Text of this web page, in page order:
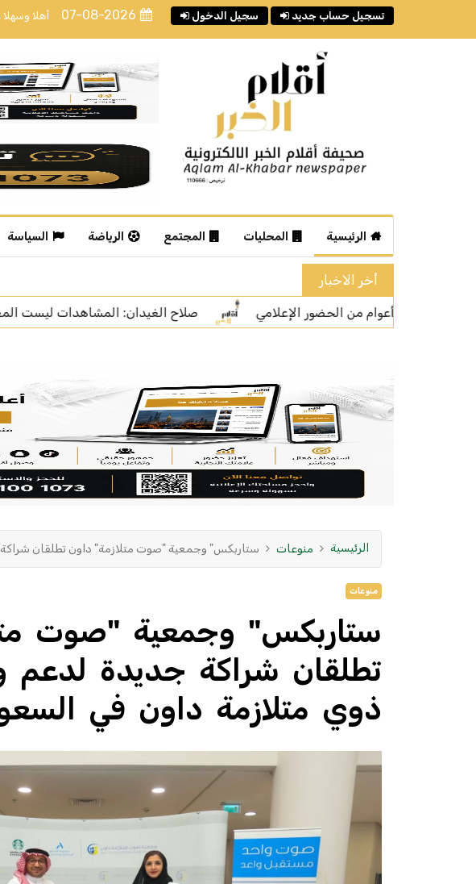
أهلا 07-08-2026 سجيل الدخول تسجيل حساب جديد
الرئيسية المحليات المجتمع الرياضة السياسة
أخر الاخبار
صلاح الغيدان: المشاهدات ليست المعيار الوحيد لتقييم جودة المحتوى
الرئيسية منوعات ستاربكس" وجمعية "صوت متلازمة" داون تطلقان
منوعات
ستاربكس" وجمعية "صوت
تطلقان شراكة جديدة لدعم
ذوي متلازمة داون في